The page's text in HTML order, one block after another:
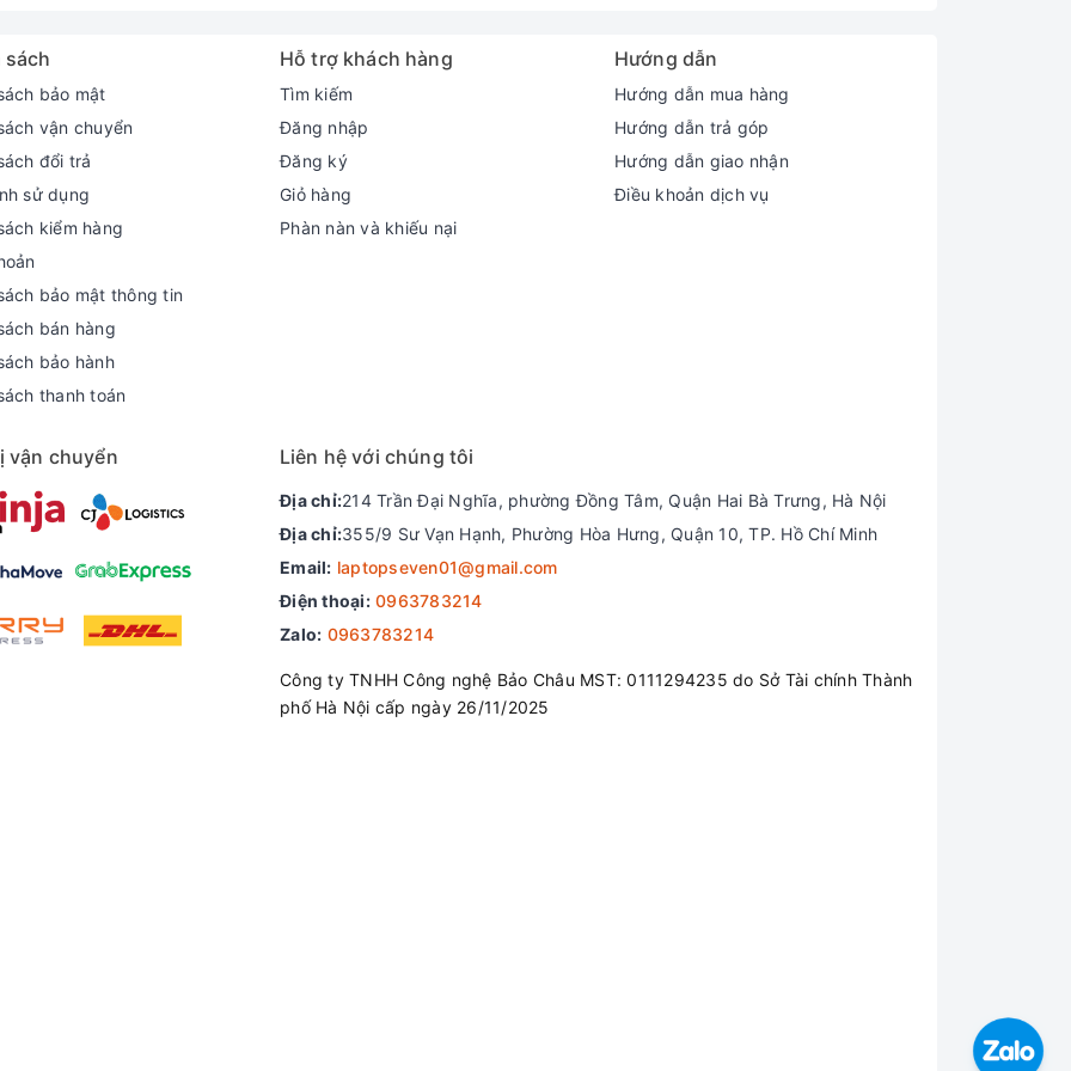
2 in 1 (2023) lại được nhà sản xuất trang bị khá ít cổng kết nối. Công tâm mà nói nó không được đa dạng như
xuất hướng tới sự mỏng nhẹ, để tối ưu trải nghiệm người dùng.
over HDMI is 1920×1080 @60Hz. No 4K2K output.)
đội ngũ hỗ trợ để nhận bộ quà tặng hấp dẫn
sách
bảo mật
vận chuyển
đổi trả
sử dụng
kiểm hàng
bảo mật thông tin
bán hàng
bảo hành
thanh toán
Hỗ trợ khách hàng
Tìm kiếm
Đăng nhập
Đăng ký
Giỏ hàng
Phàn nàn và khiếu nại
Hướng dẫn
Hướng dẫn mua hàng
Hướng dẫn trả góp
Hướng dẫn giao nhận
Điều khoản dịch vụ
vận chuyển Liên hệ với chúng tôi
Địa chỉ:214 Trần Đại Nghĩa, phường Đồng Tâm, Quận Hai Bà Trưng, Hà Nội
Địa chỉ:355/9 Sư Vạn Hạnh, Phường Hòa Hưng, Quận 10, TP. Hồ Chí Minh
Email: laptopseven01@gmail.com
Điện thoại: 0963783214
Zalo: 0963783214
Công ty TNHH Công nghệ Bảo Châu MST: 0111294235 do Sở Tài chính Thành
phố Hà Nội cấp ngày 26/11/2025